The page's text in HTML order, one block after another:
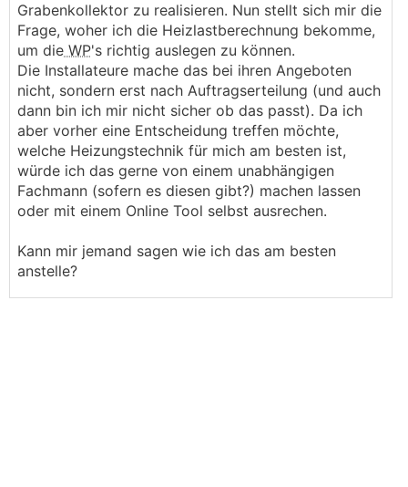
Grabenkollektor zu realisieren. Nun stellt sich mir die
Frage, woher ich die Heizlastberechnung bekomme,
um die WP's richtig auslegen zu können.
Die Installateure mache das bei ihren Angeboten
nicht, sondern erst nach Auftragserteilung (und auch
dann bin ich mir nicht sicher ob das passt). Da ich
aber vorher eine Entscheidung treffen möchte,
welche Heizungstechnik für mich am besten ist,
würde ich das gerne von einem unabhängigen
Fachmann (sofern es diesen gibt?) machen lassen
oder mit einem Online Tool selbst ausrechen.
Kann mir jemand sagen wie ich das am besten
anstelle?